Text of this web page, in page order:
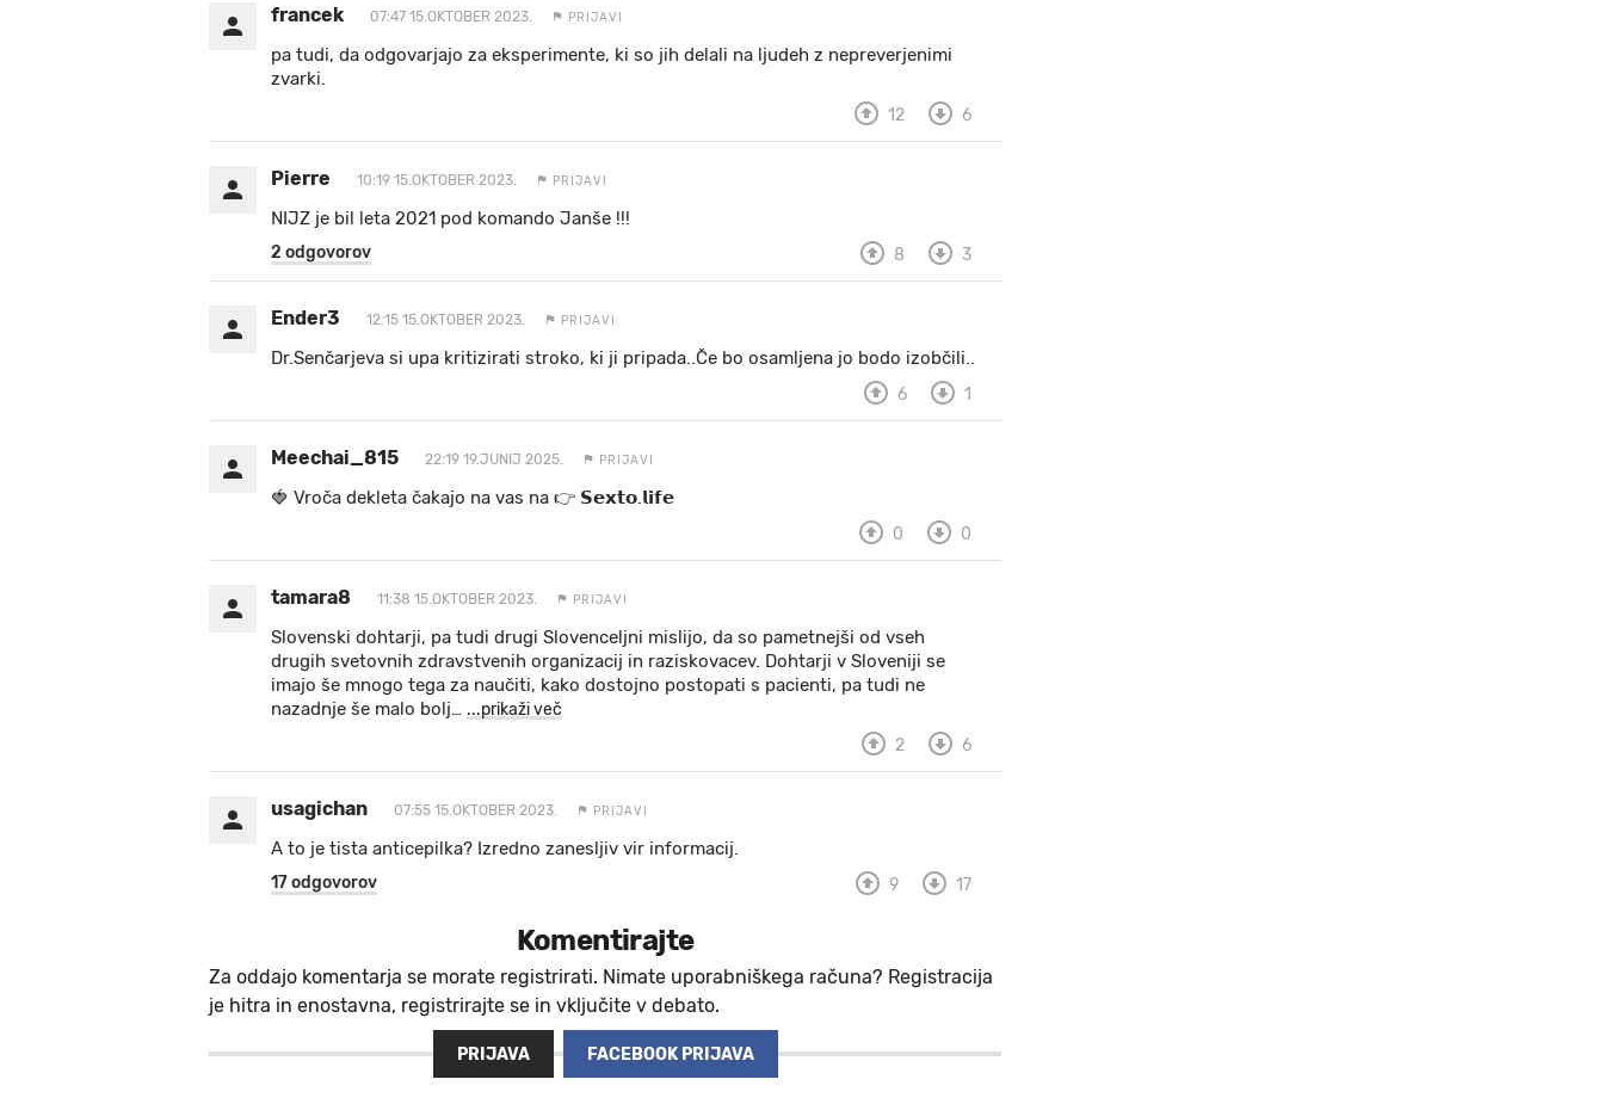
francek 07:47 15.OKTOBER 2023. PRIJAVI
pa tudi, da odgovarjajo za eksperimente, ki so jih delali na ljudeh z nepreverjenimi
zvarki.
12 6
Pierre 10:19 15.OKTOBER 2023. PRIJAVI
NIJZ je bil leta 2021 pod komando Janše !!!
2 odgovorov 8 3
Ender3 12:15 15.OKTOBER 2023. PRIJAVI
Dr.Senčarjeva si upa kritizirati stroko, ki ji pripada..Če bo osamljena jo bodo izobčili..
6 1
Meechai_815 22:19 19.JUNIJ 2025. PRIJAVI
🍓 V r o č a d e k l e t a ča k a jo na va s n a 👉 𝗦𝗲𝘅𝘁𝗼.𝗹𝗶𝗳𝗲
0 0
tamara8 11:38 15.OKTOBER 2023. PRIJAVI
Slovenski dohtarji, pa tudi drugi Slovenceljni mislijo, da so pametnejši od vseh
drugih svetovnih zdravstvenih organizacij in raziskovacev. Dohtarji v Sloveniji se
imajo še mnogo tega za naučiti, kako dostojno postopati s pacienti, pa tudi ne
nazadnje še malo bolj… ...prikaži več
2
6
usagichan 07:55 15.OKTOBER 2023. PRIJAVI
A to je tista anticepilka? Izredno zanesljiv vir informacij.
17 odgovorov 9 17
Komentirajte
Za oddajo komentarja se morate registrirati. Nimate uporabniškega računa? Registracija
je hitra in enostavna, registrirajte se in vključite v debato.
PRIJAVA FACEBOOK PRIJAVA